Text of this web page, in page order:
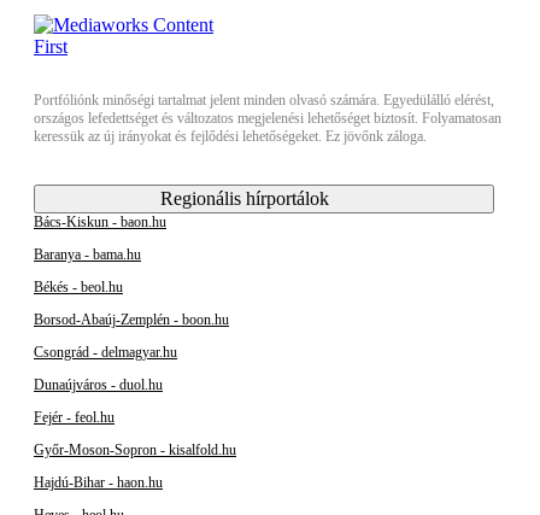
Portfóliónk minőségi tartalmat jelent minden olvasó számára. Egyedülálló elérést,
országos lefedettséget és változatos megjelenési lehetőséget biztosít. Folyamatosan
keressük az új irányokat és fejlődési lehetőségeket. Ez jövőnk záloga.
Regionális hírportálok
Bács-Kiskun - baon.hu
Baranya - bama.hu
Békés - beol.hu
Borsod-Abaúj-Zemplén - boon.hu
Csongrád - delmagyar.hu
Dunaújváros - duol.hu
Fejér - feol.hu
Győr-Moson-Sopron - kisalfold.hu
Hajdú-Bihar - haon.hu